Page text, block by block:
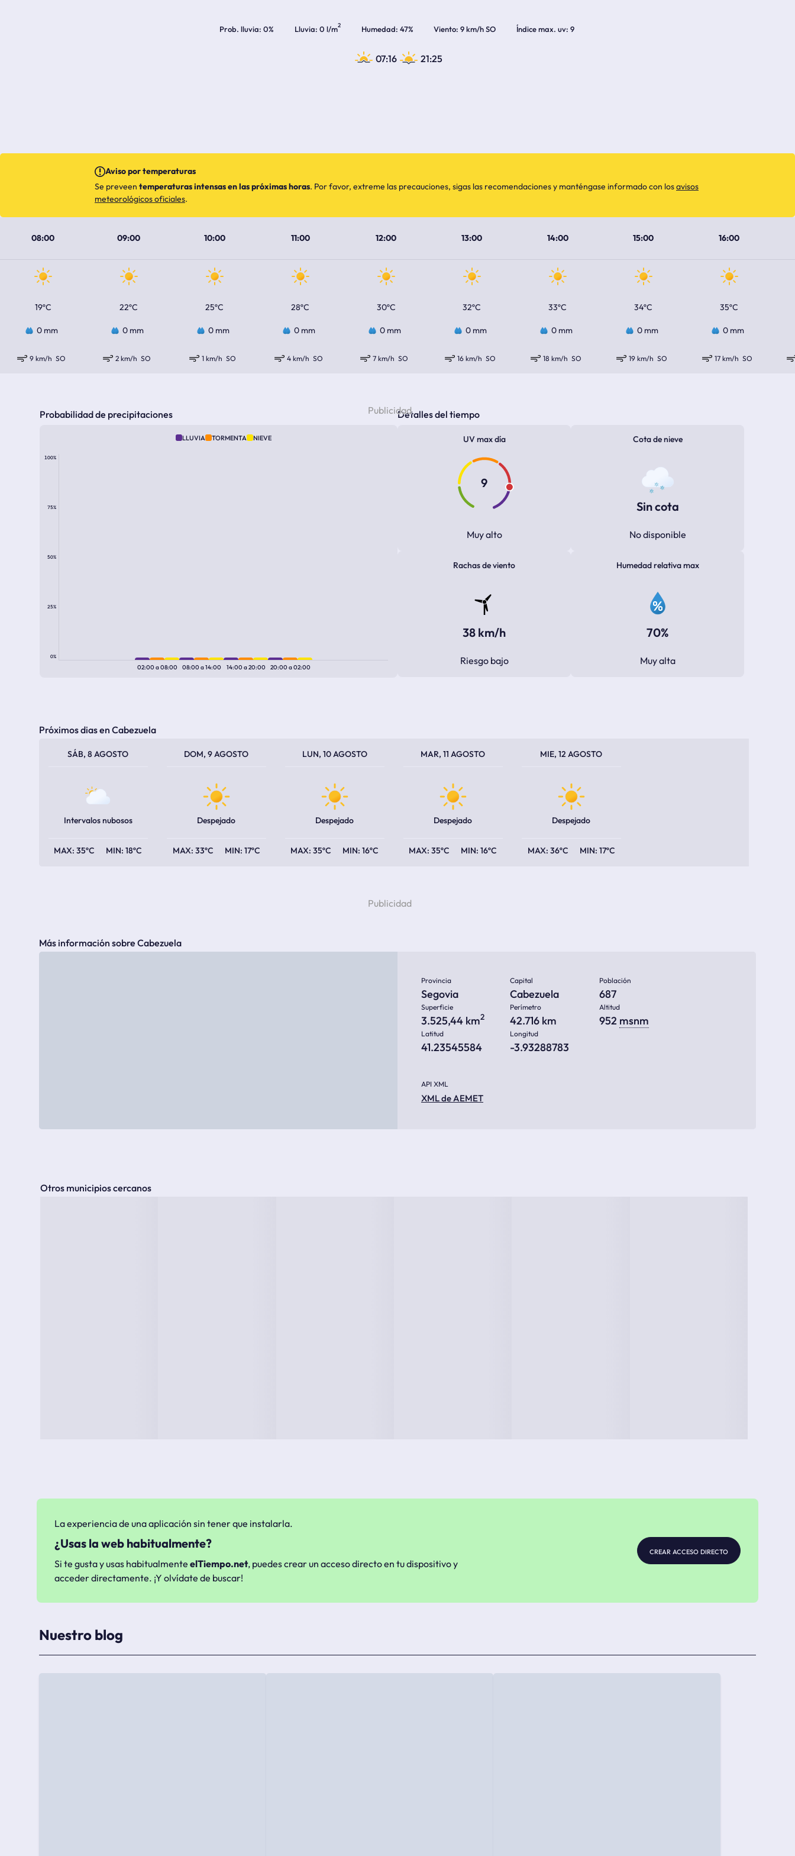
Prob. lluvia 0% Lluvia 0 l/m2 Humedad 47% Viento 9 km/h SO Índice max. uv 9
07:16 21:25
08:00 09:00 10:00 11:00 12:00 13:00 14:00 15:00 16:00
19ºC 22ºC 25ºC 28ºC 30ºC 32ºC 33ºC 34ºC 35ºC
0 mm 0 mm 0 mm 0 mm 0 mm 0 mm 0 mm 0 mm 0 mm
9 km/h SO 2 km/h SO 1 km/h SO 4 km/h SO 7 km/h SO 16 km/h SO 18 km/h SO 19 km/h SO 17 km/h SO
Aviso por temperaturas
Se preveen temperaturas intensas en las próximas horas. Por favor, extreme las precauciones, sigas las recomendaciones y manténgase informado con losavisos
meteorológicos oficiales.
Probabilidad de precipitaciones
LLUVIA TORMENTA NIEVE
100%
75%
50%
25%
0%
02:00a08:00 08:00a14:00 14:00a20:00 20:00a02:00
Detalles del tiempo
UV max día
9
Muy alto
Cota de nieve
Sin cota
No disponible
Rachas de viento
38 km/h
Riesgo bajo
Humedad relativa max
70%
Muy alta
Próximos dias en Cabezuela
SÁB, 8 AGOSTO
Intervalos nubosos
35ºC 18ºC
DOM, 9 AGOSTO
Despejado
33ºC 17ºC
LUN, 10 AGOSTO
Despejado
35ºC 16ºC
MAR, 11 AGOSTO
Despejado
35ºC 16ºC
MIE, 12 AGOSTO
Despejado
36ºC 17ºC
Más información sobre Cabezuela
Provincia
Segovia
Capital
Cabezuela
Población
687
Superficie
3.525,44 km2
Perímetro
42.716 km
Altitud
952 msnm
Latitud
41.23545584
Longitud
-3.93288783
API XML
XML de AEMET
Otros municipios cercanos
La experiencia de una aplicación sin tener que instalarla.
¿Usas la web habitualmente?
Si te gusta y usas habitualmente elTiempo.net, puedes crear un acceso directo en tu dispositivo y
acceder directamente. ¡Y olvídate de buscar!
crear acceso directo
Nuestro blog